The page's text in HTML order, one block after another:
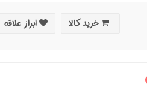
خرید کالا ابراز علاقه